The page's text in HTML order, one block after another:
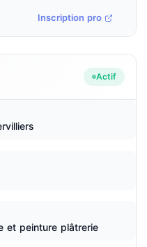
Inscription pro
Actif
et peinture plâtrerie